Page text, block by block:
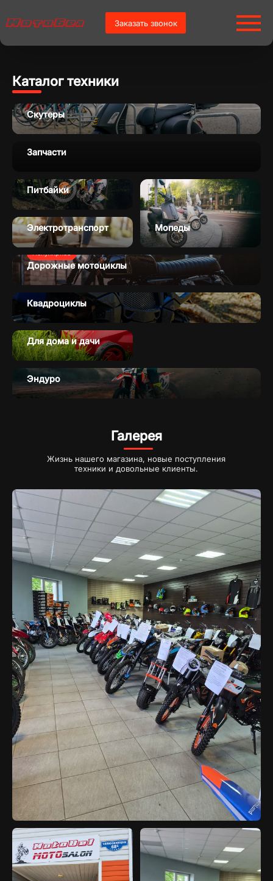
Заказать звонок
Каталог техники
Скутеры
Запчасти
Питбайки
Мопеды
Популярное
Дорожные мотоциклы
Квадроциклы
Электротранспорт
Для дома и дачи
Эндуро
Галерея
Жизнь нашего магазина, новые поступления
техники и довольные клиенты.